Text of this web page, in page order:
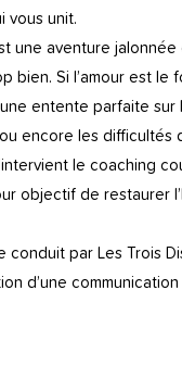
vous unit.
une aventure
bien. Si l’amour est
entente parfaite sur
encore les difficultés
le coaching
objectif de restaurer
conduit par Les Trois
d’une